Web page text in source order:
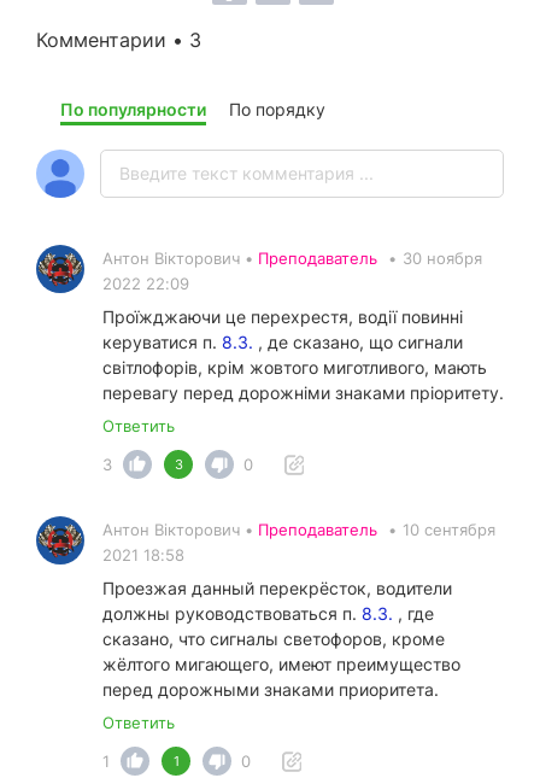
Комментарии • 3
По популярности По порядку
Антон Вікторович • Преподаватель • 30 ноября
2022 22:09
Проїжджаючи це перехрестя, водії повинні
керуватися п. 8.3. , де сказано, що сигнали
світлофорів, крім жовтого миготливого, мають
перевагу перед дорожніми знаками пріоритету.
Ответить
3
3 0
Антон Вікторович • Преподаватель • 10 сентября
2021 18:58
Проезжая данный перекрёсток, водители
должны руководствоваться п. 8.3. , где
сказано, что сигналы светофоров, кроме
жёлтого мигающего, имеют преимущество
перед дорожными знаками приоритета.
Ответить
1
1 0